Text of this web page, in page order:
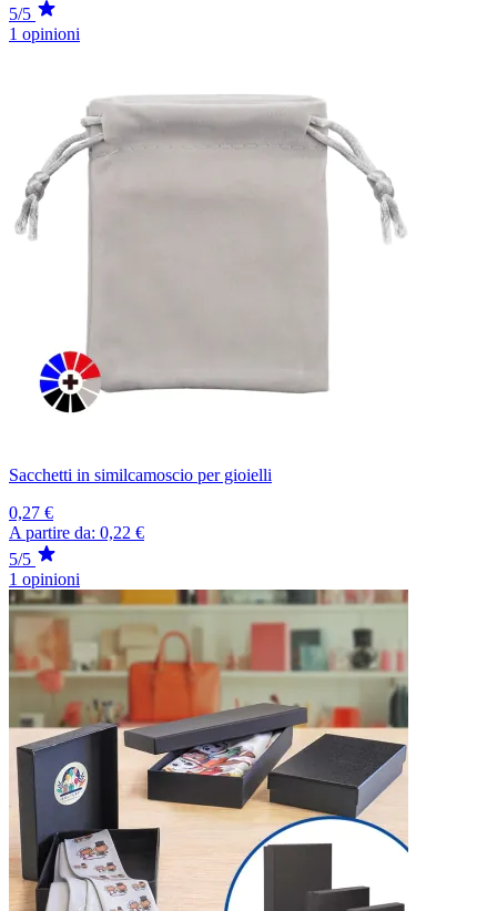
5/5
1 opinioni
Sacchetti in similcamoscio per gioielli
0,27 €
A partire da: 0,22 €
5/5
1 opinioni